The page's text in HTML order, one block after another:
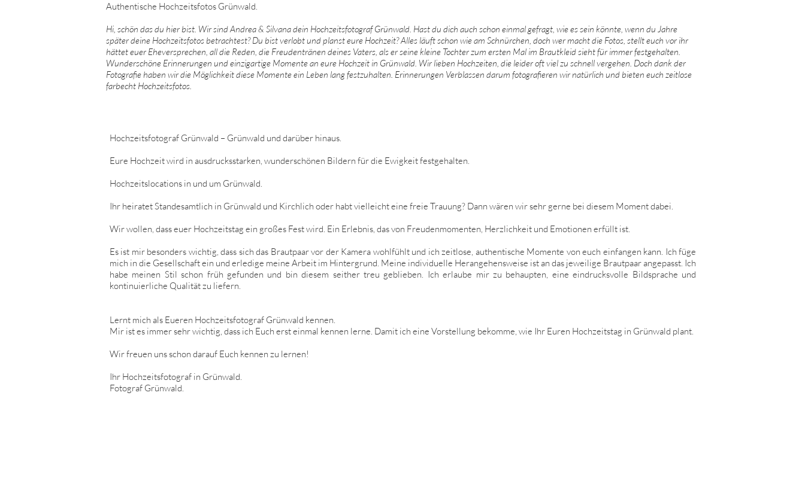
Hochzeitsfotograf Grünwald – Grünwald und darüber hinaus.
Eure Hochzeit wird in ausdrucksstarken, wunderschönen Bildern für die Ewigkeit festgehalten.
Hochzeitslocations in und um Grünwald.
Ihr heiratet Standesamtlich in Grünwald und Kirchlich oder habt vielleicht eine freie Trauung? Dann wären wir sehr gerne bei diesem Moment dabei.
Wir wollen, dass euer Hochzeitstag ein großes Fest wird. Ein Erlebnis, das von Freudenmomenten, Herzlichkeit und Emotionen erfüllt ist.
Es ist mir besonders wichtig, dass sich das Brautpaar vor der Kamera wohlfühlt und ich zeitlose, authentische Momente von euch einfangen kann. Ich füge
mich in die Gesellschaft ein und erledige meine Arbeit im Hintergrund. Meine individuelle Herangehensweise ist an das jeweilige Brautpaar angepasst. Ich
habe meinen Stil schon früh gefunden und bin diesem seither treu geblieben. Ich erlaube mir zu behaupten, eine eindrucksvolle Bildsprache und
kontinuierliche Qualität zu liefern.
Lernt mich als Eueren Hochzeitsfotograf Grünwald kennen.
Mir ist es immer sehr wichtig, dass ich Euch erst einmal kennen lerne. Damit ich eine Vorstellung bekomme, wie Ihr Euren Hochzeitstag in Grünwald plant.
Wir freuen uns schon darauf Euch kennen zu lernen!
Ihr Hochzeitsfotograf in Grünwald.
Fotograf Grünwald.
Authentische Hochzeitsfotos Grünwald.
Hi, schön das du hier bist. Wir sind Andrea & Silvana dein Hochzeitsfotograf Grünwald. Hast du dich auch schon einmal gefragt, wie es sein könnte, wenn du Jahre
später deine Hochzeitsfotos betrachtest? Du bist verlobt und planst eure Hochzeit? Alles läuft schon wie am Schnürchen, doch wer macht die Fotos, stellt euch vor ihr
hättet euer Eheversprechen, all die Reden, die Freudentränen deines Vaters, als er seine kleine Tochter zum ersten Mal im Brautkleid sieht für immer festgehalten.
Wunderschöne Erinnerungen und einzigartige Momente an eure Hochzeit in Grünwald. Wir lieben Hochzeiten, die leider oft viel zu schnell vergehen. Doch dank der
Fotografie haben wir die Möglichkeit diese Momente ein Leben lang festzuhalten. Erinnerungen Verblassen darum fotografieren wir natürlich und bieten euch zeitlose
farbecht Hochzeitsfotos.